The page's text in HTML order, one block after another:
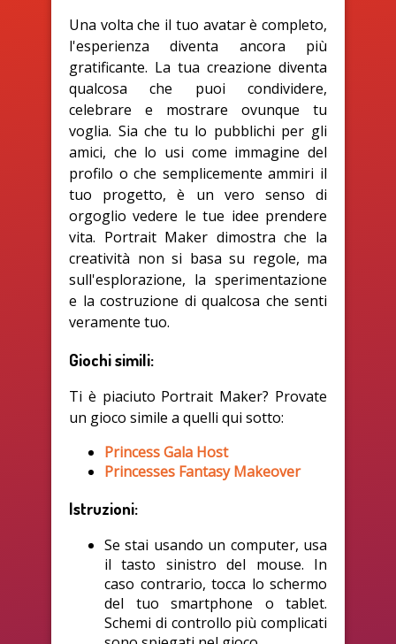
Una volta che il tuo avatar è completo,
l'esperienza diventa ancora più
gratificante. La tua creazione diventa
qualcosa che puoi condividere,
celebrare e mostrare ovunque tu
voglia. Sia che tu lo pubblichi per gli
amici, che lo usi come immagine del
profilo o che semplicemente ammiri il
tuo progetto, è un vero senso di
orgoglio vedere le tue idee prendere
vita. Portrait Maker dimostra che la
creatività non si basa su regole, ma
sull'esplorazione, la sperimentazione
e la costruzione di qualcosa che senti
veramente tuo.
Giochi simili:
Ti è piaciuto Portrait Maker? Provate
un gioco simile a quelli qui sotto:
Princess Gala Host
Princesses Fantasy Makeover
Istruzioni:
Se stai usando un computer, usa
il tasto sinistro del mouse. In
caso contrario, tocca lo schermo
del tuo smartphone o tablet.
Schemi di controllo più complicati